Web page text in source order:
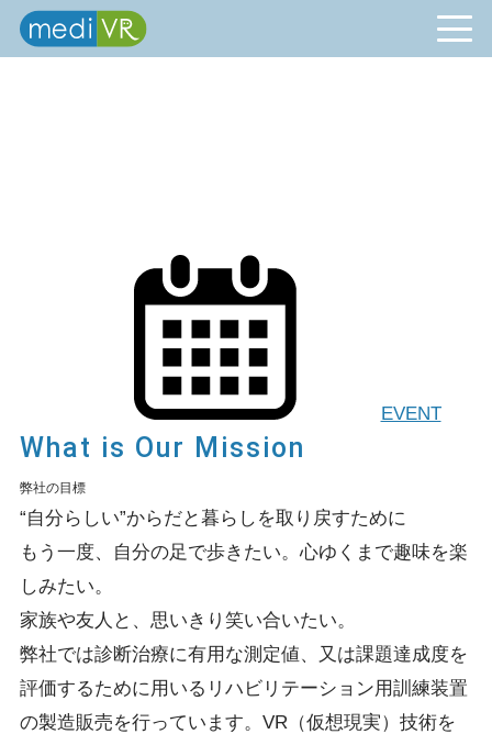
EVENT
What is Our Mission
弊社の目標
“自分らしい”からだと暮らしを取り戻すために
もう一度、自分の足で歩きたい。心ゆくまで趣味を楽
しみたい。
家族や友人と、思いきり笑い合いたい。
弊社では診断治療に有用な測定値、又は課題達成度を
評価するために用いるリハビリテーション用訓練装置
の製造販売を行っています。VR（仮想現実）技術を